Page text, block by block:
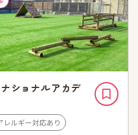
ショナルアカデ
レルギー対応あり